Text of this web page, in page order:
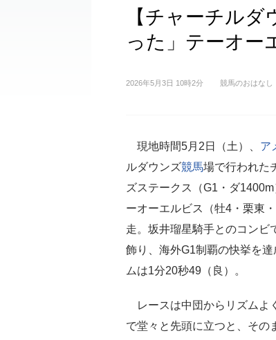
【チャーチル
った」テーオー
2026年5月3日 10時2分 競馬のおはなし
現地時間5月2日（土）、 ア
ルダウンズ競馬場で行われた
ズステークス（G1・ダ
ーオーエルビス（牡4・栗東
走。坂井瑠星騎手とのコンビ
飾り、海外G1制覇の快挙を達
ムは1分20秒49（良）。
レースは中団からリズムよ
で堂々と先頭に立つと、その